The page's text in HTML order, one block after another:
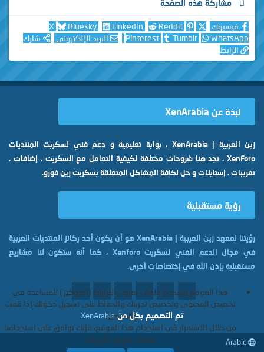
مشاركة هذه الصفحة
فيسبوك X Bluesky LinkedIn
Reddit
Pinterest
Tumblr WhatsApp البريد الإلكتروني
شارك
الرابط
نبذة عن XenArabia
زين العربية | XenArabia ، بوابة تعليمية و دعم فني لسكربت المنتديات
XenForo ، تجد هنا شروحات مختلفة لكيفية التعامل مع السكربت ، إضافات ،
تعريبات ، إستايلات و حل لكافة المشاكل المتعلقة بسكربت زين فورو.
رؤية مستقبلية
رؤيتنا لمعهد زين العربية | XenArabia هو أن يكون أحد ركائز المنتديات العربية
في مجال الدعم الفني لسكربت Xenforo ، كما أنه ستكون لنا مشاريع
مستقبلية بإذن الله في إختصاصات آخرى.
تم التصميم بكلمنXenArabia
هذا الموقع يستخدم ملفات تعريف الارتباط (الكوكيز ) للمساعدة في
تخصيص المحتوى وتخصيص تجربتك والحفاظ على تسجيل دخولك إذا قمت
بالتسجيل.
من خلال الاستمرار في استخدام هذا الموقع، فإنك توافق على استخدامنا
لملفات تعريف الارتباط.